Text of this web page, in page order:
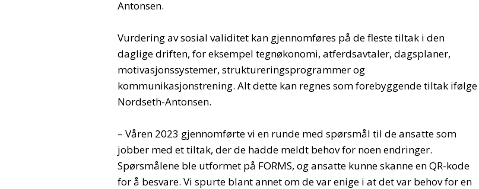
Antonsen.
Vurdering av sosial validitet kan gjennomføres på de fleste tiltak i den
daglige driften, for eksempel tegnøkonomi, atferdsavtaler, dagsplaner,
motivasjonssystemer, struktureringsprogrammer og
kommunikasjonstrening. Alt dette kan regnes som forebyggende tiltak ifølge
Nordseth-Antonsen.
– Våren 2023 gjennomførte vi en runde med spørsmål til de ansatte som
jobber med et tiltak, der de hadde meldt behov for noen endringer.
Spørsmålene ble utformet på FORMS, og ansatte kunne skanne en QR-kode
for å besvare. Vi spurte blant annet om de var enige i at det var behov for en